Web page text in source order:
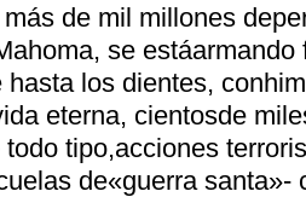
de mil millones
se
hasta los dientes,
eterna, cientosde
tipo,acciones
de«guerra santa»-